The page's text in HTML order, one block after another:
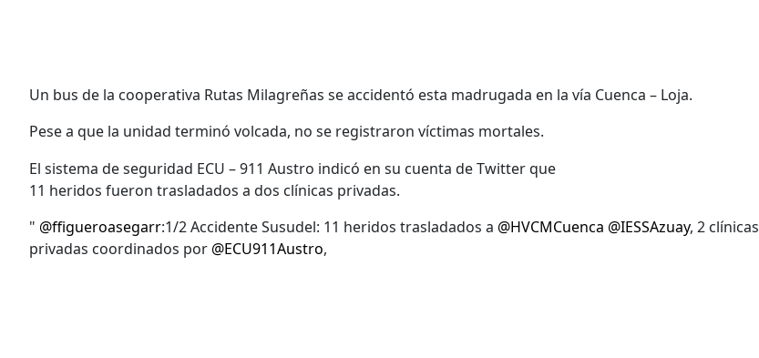
Un bus de la cooperativa Rutas Milagreñas se accidentó esta madrugada en la vía Cuenca – Loja.
Pese a que la unidad terminó volcada, no se registraron víctimas mortales.
El sistema de seguridad ECU – 911 Austro indicó en su cuenta de Twitter que
11 heridos fueron trasladados a dos clínicas privadas.
" @ffigueroasegarr:1/2 Accidente Susudel: 11 heridos trasladados a @HVCMCuenca @IESSAzuay, 2 clínicas
privadas coordinados por @ECU911Austro,